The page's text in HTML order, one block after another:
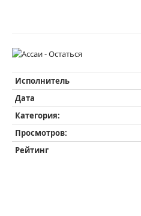
Исполнитель
Дата
Категория:
Просмотров:
Рейтинг